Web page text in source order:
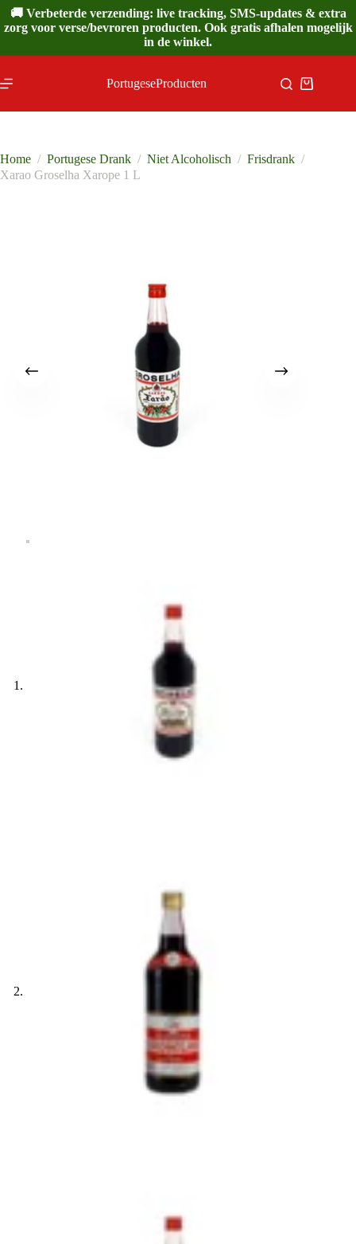
Ga
naar
de
🚚 Verbeterde verzending: live tracking, SMS-updates & extra
zorg voor verse/bevroren producten. Ook gratis afhalen mogelijk
in de winkel.
PortugeseProducten
Home / Portugese Drank / Niet Alcoholisch / Frisdrank /
Xarao Groselha Xarope 1 L